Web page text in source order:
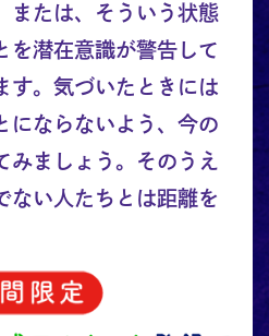
または、そういう状態
を潜在意識が警告して
す。気づいたときには
にならないよう、今の
みましょう。そのうえ
ない人たちとは距離を